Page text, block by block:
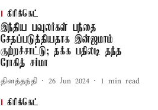
கிரிக்கெட்
இந்திய பவுலர்கள் பந்தை
சேதப்படுத்தியதாக இன்ஜமாம்
குற்றச்சாட்டு; தக்க பதிலடி தந்த
ரோகித் சர்மா
தினத்தந்தி 26 Jun 2024 1 min read
கிரிக்கெட்